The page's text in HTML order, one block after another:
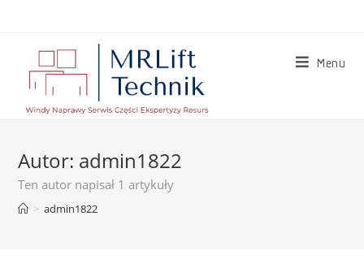
content
Menu
Autor: admin1822
Ten autor napisał 1 artykuły
> admin1822